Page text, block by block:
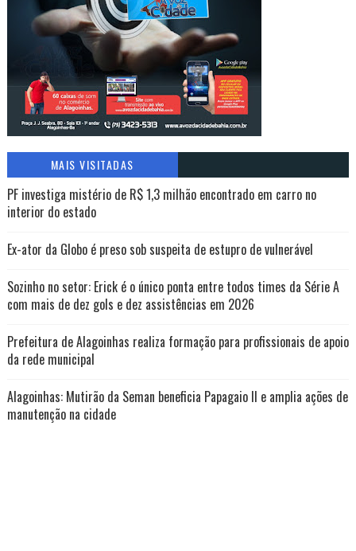
MAIS VISITADAS
PF investiga mistério de R$ 1,3 milhão encontrado em carro no
interior do estado
Ex-ator da Globo é preso sob suspeita de estupro de vulnerável
Sozinho no setor: Erick é o único ponta entre todos times da Série A
com mais de dez gols e dez assistências em 2026
Prefeitura de Alagoinhas realiza formação para profissionais de apoio
da rede municipal
Alagoinhas: Mutirão da Seman beneficia Papagaio II e amplia ações de
manutenção na cidade